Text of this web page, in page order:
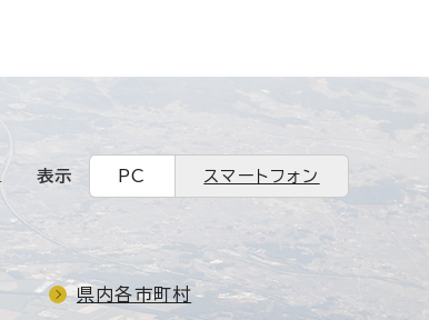
表示 PC スマートフォン
県内各市町村